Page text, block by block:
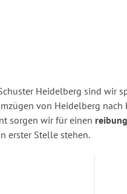
Heidelberg sind wir
von Heidelberg nach
sorgen wir für einen
erster Stelle stehen.